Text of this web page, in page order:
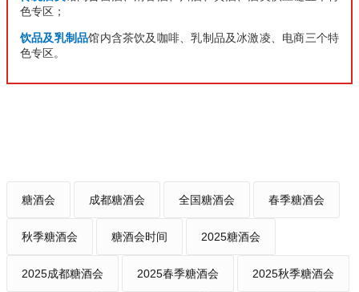
色专区；
饮品及乳制品馆内含茶饮及咖啡、乳制品及冰激凌、电商三个特
色专区。
糖酒会 成都糖酒会 全国糖酒会 春季糖酒会
秋季糖酒会 糖酒会时间 2025糖酒会
2025成都糖酒会 2025春季糖酒会 2025秋季糖酒会